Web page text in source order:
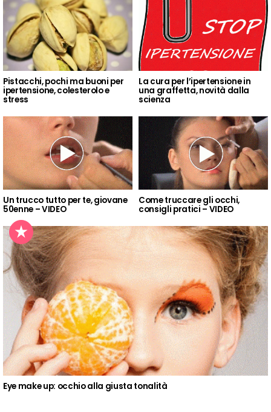
Pistacchi, pochi ma buoni per
ipertensione, colesterolo e
stress
La cura per l’ipertensione in
una graffetta, novità dalla
scienza
Un trucco tutto per te, giovane
50enne – VIDEO
Come truccare gli occhi,
consigli pratici – VIDEO
Eye make up: occhio alla giusta tonalità